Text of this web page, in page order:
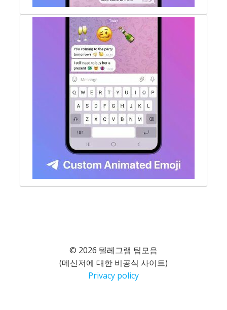
© 2026 텔레그램 팁모음
(메신저에 대한 비공식 사이트)
Privacy policy